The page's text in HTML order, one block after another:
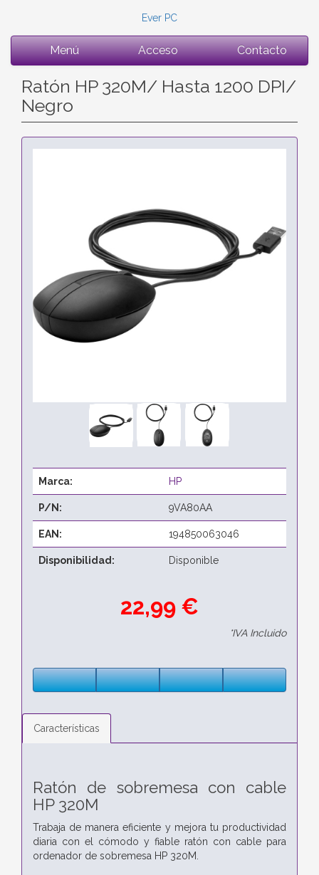
Ever PC
Menú Acceso Contacto
Ratón HP 320M/ Hasta 1200 DPI/
Negro
Marca: HP
P/N: 9VA80AA
EAN: 194850063046
Disponibilidad: Disponible
22,99 €
*IVA Incluido
Características
Ratón de sobremesa con cable
HP 320M
Trabaja de manera eficiente y mejora tu productividad
diaria con el cómodo y fiable ratón con cable para
ordenador de sobremesa HP 320M.